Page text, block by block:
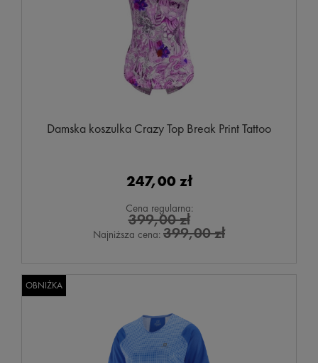
Damska koszulka Crazy Top Break Print Tattoo
247,00 zł
Cena regularna:
399,00 zł
Najniższa cena: 399,00 zł
OBNIŻKA